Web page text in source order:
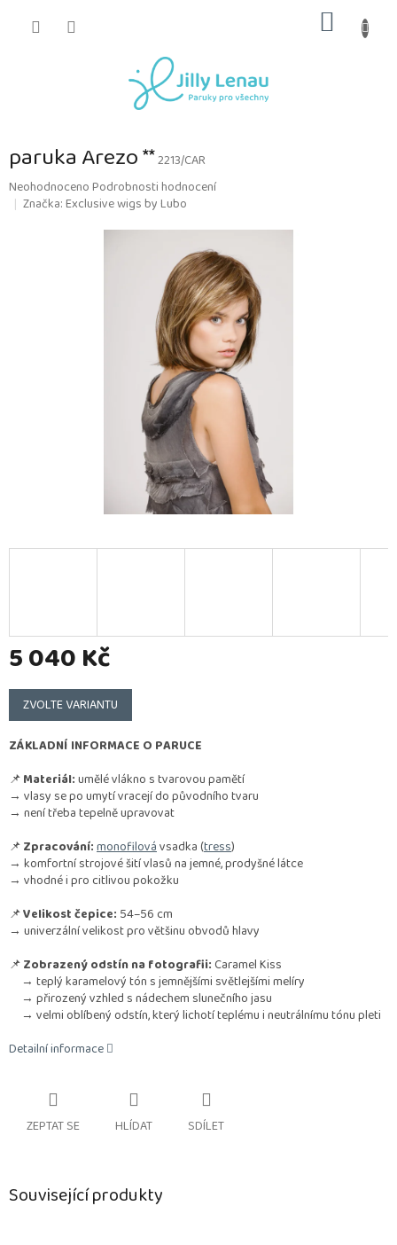
KOŠÍK
paruka Arezo **2213/CAR
Průměrné
hodnocení
NeohodnocenoPodrobnosti hodnocení
Značka:Exclusive wigs by Lubo
5 040 Kč
Měrná
cena:
ZVOLTE VARIANTU
ZÁKLADNÍ INFORMACE O PARUCE
📌Materiál:umělé vlákno s tvarovou pamětí
→ vlasy se po umytí vracejí do původního tvaru
→ není třeba tepelně upravovat
📌Zpracování:monofilovávsadka (tress)
→ komfortní strojové šití vlasů na jemné, prodyšné látce
→ vhodné i pro citlivou pokožku
📌Velikost čepice: 54–56 cm
→ univerzální velikost pro většinu obvodů hlavy
📌Zobrazený odstín na fotografii: Caramel Kiss
→ teplý karamelový tón s jemnějšími světlejšími melíry
→ přirozený vzhled s nádechem slunečního jasu
→ velmi oblíbený odstín, který lichotí teplému i neutrálnímu tónu pleti
Detailní informace
ZEPTAT SE HLÍDAT SDÍLET
Související produkty